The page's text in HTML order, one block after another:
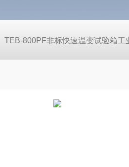
TEB-800PF非标快速温变试验箱工